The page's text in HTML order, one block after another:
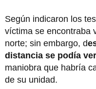
Según indicaron los
víctima se encontraba
norte; sin embargo, d
distancia se podía
maniobra que habría
de su unidad.